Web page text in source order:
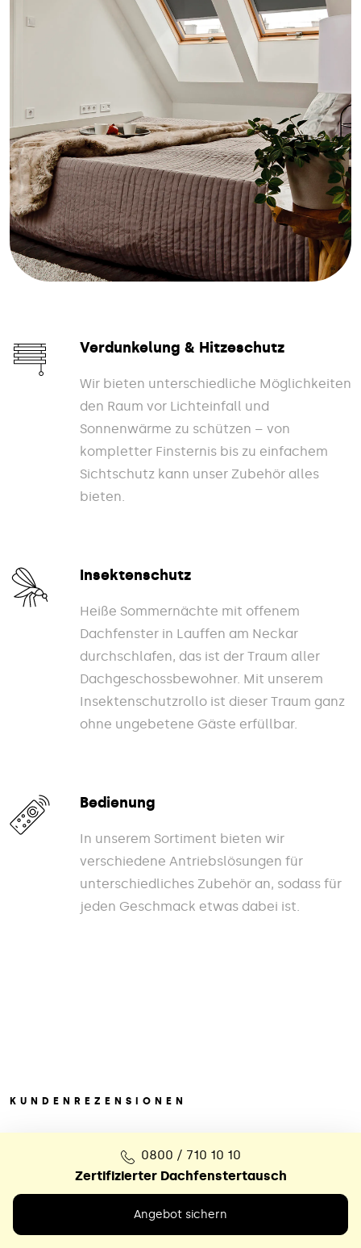
Verdunkelung & Hitzeschutz
Wir bieten unterschiedliche Möglichkeiten
den Raum vor Lichteinfall und
Sonnenwärme zu schützen – von
kompletter Finsternis bis zu einfachem
Sichtschutz kann unser Zubehör alles
bieten.
Insektenschutz
Heiße Sommernächte mit offenem
Dachfenster in Lauffen am Neckar
durchschlafen, das ist der Traum aller
Dachgeschossbewohner. Mit unserem
Insektenschutzrollo ist dieser Traum ganz
ohne ungebetene Gäste erfüllbar.
Bedienung
In unserem Sortiment bieten wir
verschiedene Antriebslösungen für
unterschiedliches Zubehör an, sodass für
jeden Geschmack etwas dabei ist.
KUNDENREZENSIONEN
Das sagen hunderte
zufriedeneKunden
0800 / 710 10 10
Zertifizierter Dachfenstertausch
Angebot sichern